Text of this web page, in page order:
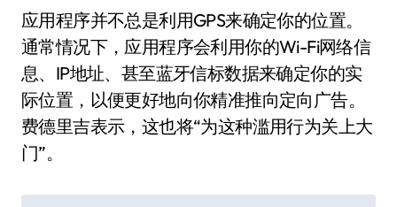
应用程序并不总是利用GPS来确定你的位置。
通常情况下，应用程序会利用你的Wi-Fi网络信
息、IP地址、甚至蓝牙信标数据来确定你的实
际位置，以便更好地向你精准推向定向广告。
费德里吉表示，这也将“为这种滥用行为关上大
门”。